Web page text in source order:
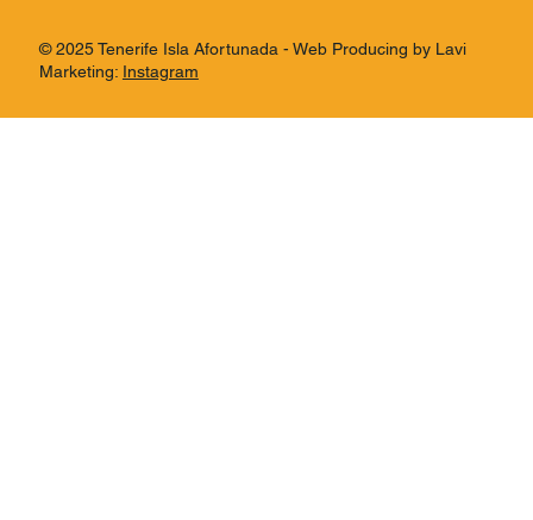
© 2025 Tenerife Isla Afortunada - Web Producing by Lavi
Marketing: Instagram